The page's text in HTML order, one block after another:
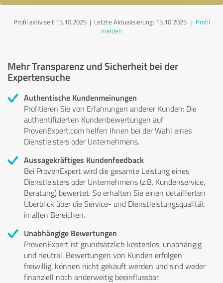
Profil aktiv seit 13.10.2025 | Letzte Aktualisierung: 13.10.2025| Profil
melden
Mehr Transparenz und Sicherheit bei der
Expertensuche
Authentische Kundenmeinungen
Profitieren Sie von Erfahrungen anderer Kunden: Die
authentifizierten Kundenbewertungen auf
ProvenExpert.com helfen Ihnen bei der Wahl eines
Dienstleisters oder Unternehmens.
Aussagekräftiges Kundenfeedback
Bei ProvenExpert wird die gesamte Leistung eines
Dienstleisters oder Unternehmens (z.B. Kundenservice,
Beratung) bewertet. So erhalten Sie einen detaillierten
Überblick über die Service- und Dienstleistungsqualität
in allen Bereichen.
Unabhängige Bewertungen
ProvenExpert ist grundsätzlich kostenlos, unabhängig
und neutral. Bewertungen von Kunden erfolgen
freiwillig, können nicht gekauft werden und sind weder
finanziell noch anderweitig beeinflussbar.